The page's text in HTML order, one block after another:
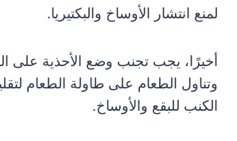
لمنع انتشار الأوساخ والبكتيريا.
أخيرًا، يجب تجنب وضع الأحذية على
وتناول الطعام على طاولة الطعام
الكنب للبقع والأوساخ.